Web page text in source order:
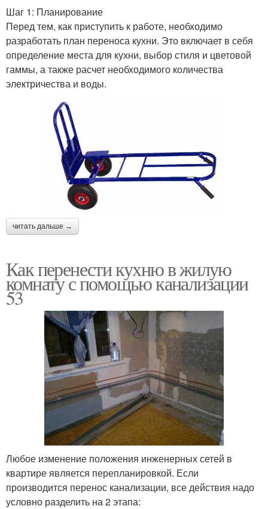
Шаг 1: Планирование
Перед тем, как приступить к работе, необходимо
разработать план переноса кухни. Это включает в себя
определение места для кухни, выбор стиля и цветовой
гаммы, а также расчет необходимого количества
электричества и воды.
читать дальше →
Как перенести кухню в жилую
комнату с помощью канализации
53
Любое изменение положения инженерных сетей в
квартире является перепланировкой. Если
производится перенос канализации, все действия надо
условно разделить на 2 этапа: